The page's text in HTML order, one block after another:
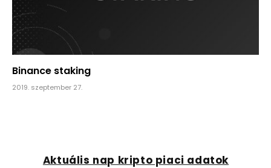
Binance staking
2019. szeptember 27.
Aktuális nap kripto piaci adatok